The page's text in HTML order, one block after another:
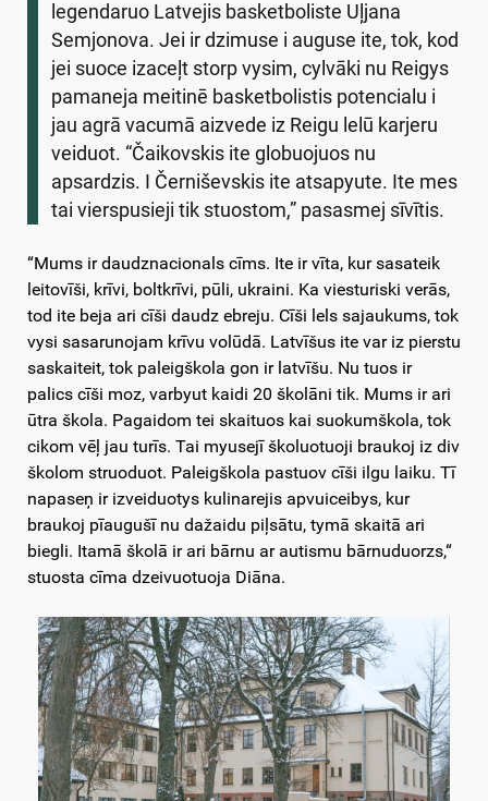
legendaruo Latvejis basketboliste Uļjana
Semjonova. Jei ir dzimuse i auguse ite, tok, kod
jei suoce izaceļt storp vysim, cylvāki nu Reigys
pamaneja meitinē basketbolistis potencialu i
jau agrā vacumā aizvede iz Reigu lelū karjeru
veiduot. “Čaikovskis ite globuojuos nu
apsardzis. I Černiševskis ite atsapyute. Ite mes
tai vierspusieji tik stuostom,” pasasmej sīvītis.
“Mums ir daudznacionals cīms. Ite ir vīta, kur sasateik
leitovīši, krīvi, boltkrīvi, pūli, ukraini. Ka viesturiski verās,
tod ite beja ari cīši daudz ebreju. Cīši lels sajaukums, tok
vysi sasarunojam krīvu volūdā. Latvīšus ite var iz pierstu
saskaiteit, tok paleigškola gon ir latvīšu. Nu tuos ir
palics cīši moz, varbyut kaidi 20 školāni tik. Mums ir ari
ūtra škola. Pagaidom tei skaituos kai suokumškola, tok
cikom vēļ jau turīs. Tai myusejī školuotuoji braukoj iz div
školom struoduot. Paleigškola pastuov cīši ilgu laiku. Tī
napaseņ ir izveiduotys kulinarejis apvuiceibys, kur
braukoj pīaugušī nu dažaidu piļsātu, tymā skaitā ari
biegli. Itamā školā ir ari bārnu ar autismu bārnuduorzs,“
stuosta cīma dzeivuotuoja Diāna.